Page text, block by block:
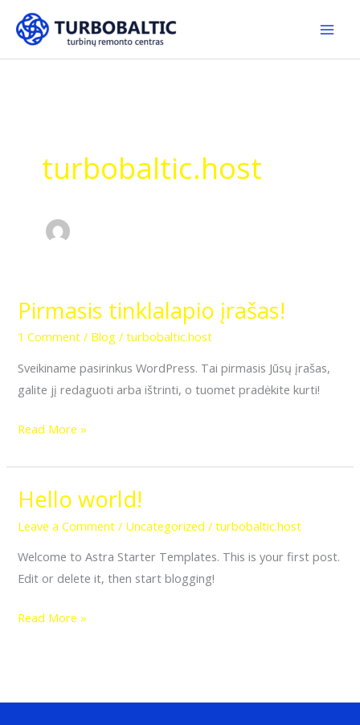
turbobaltic.host
Pirmasis tinklalapio įrašas!
1 Comment / Blog /turbobaltic.host
Sveikiname pasirinkus WordPress. Tai pirmasis Jūsų įrašas,
galite jį redaguoti arba ištrinti, o tuomet pradėkite kurti!
Pirmasis
Read More »
Hello world!
Leave a Comment / Uncategorized /turbobaltic.host
Welcome to Astra Starter Templates. This is your first post.
Edit or delete it, then start blogging!
Hello
Read More »